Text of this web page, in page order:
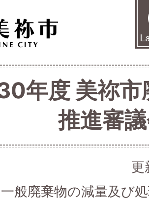
年度 美祢市
推進審
更
般廃棄物の減量及び